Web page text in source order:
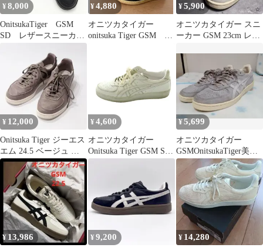
¥8,000
OnitsukaTiger GSM
SD レザースニーカ
ルアイレット 25cm
ブラック/黒
¥4,880
オニツカタイガー
onitsuka Tiger GSM
¥5,900
オニツカタイガー スニ
ーカー GSM 23cm レッ
¥ 12,000
Onitsuka Tiger ジーエス
エム 24.5 ベージュ レ
ザー
¥ 4,600
オニツカタイガー
Onitsuka Tiger GSM SD
スニーカー US6 24.5cm
¥5,699
オニツカタイガー
GSMOnitsukaTiger美品
グレー スエード本革26
㌢
¥ 13,986 ¥9,200 ¥ 14,280